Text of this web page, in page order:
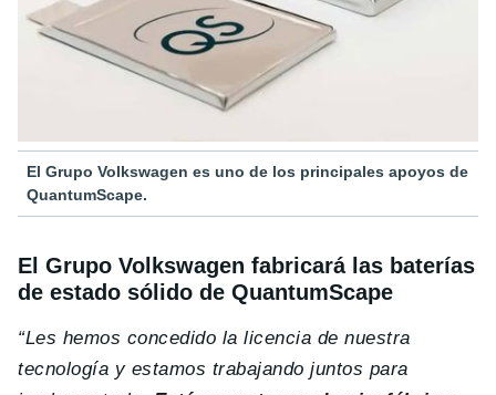
El Grupo Volkswagen es uno de los principales apoyos de
QuantumScape.
El Grupo Volkswagen fabricará las baterías
de estado sólido de QuantumScape
“Les hemos concedido la licencia de nuestra
tecnología y estamos trabajando juntos para